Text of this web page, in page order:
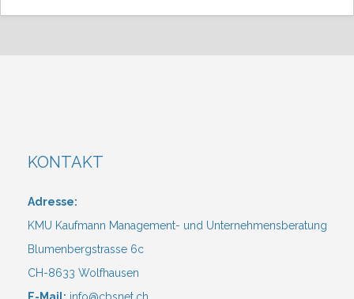
KONTAKT
Adresse:
KMU Kaufmann Management- und Unternehmensberatung
Blumenbergstrasse 6c
CH-8633 Wolfhausen